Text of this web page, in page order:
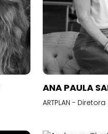
ANA PAULA
ARTPLAN -